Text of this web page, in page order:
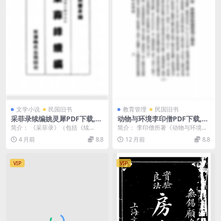
文学小说 民国旧书
采菲录续编姚灵犀PDF下载,中
国妇女缠足史料
简介： 《采菲录》（包括《续
编》）是中国近代系统整理缠足史
料的开创性著作。它客观...
4 月前 8.8
教育管理 民国旧书
动物与环境李印僧PDF下载,近
代生物学教科书
简介： 李印僧所著《动物与环境》
是民国时期生物学教科书。 截图：
目录： 第一章...
12 月前 8.8
VIP VIP